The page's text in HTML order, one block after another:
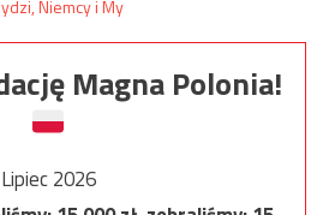
Magna Polonia!
Lipiec 2026